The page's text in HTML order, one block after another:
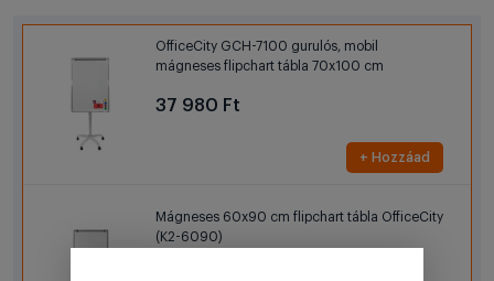
OfficeCity GCH-7100 gurulós, mobil
mágneses flipchart tábla 70x100 cm
37 980 Ft
+ Hozzáad
Mágneses 60x90 cm flipchart tábla OfficeCity
(K2-6090)